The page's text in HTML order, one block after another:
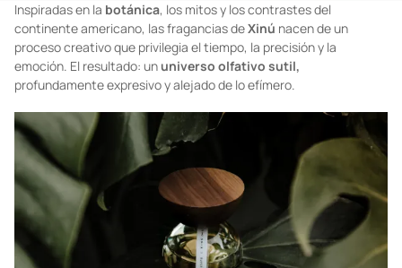
Inspiradas en la botánica, los mitos y los contrastes del
continente americano, las fragancias deXinú nacen de un
proceso creativo que privilegia el tiempo, la precisión y la
emoción. El resultado: ununiverso olfativo sutil,
profundamente expresivo y alejado de lo efímero.